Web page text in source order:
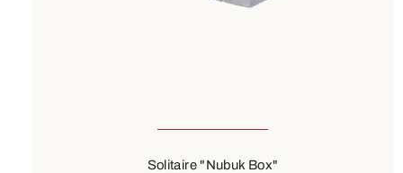
Solitaire "Nubuk Box"